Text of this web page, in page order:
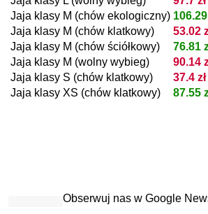
Jaja klasy M (chów ekologiczny) 106.29
Jaja klasy M (chów klatkowy)
53.02
Jaja klasy M (chów ściółkowy)
76.81
Jaja klasy M (wolny wybieg)
90.14
Jaja klasy S (chów klatkowy)
37.4 zł
Jaja klasy XS (chów klatkowy)
87.55
Obserwuj nas w Google